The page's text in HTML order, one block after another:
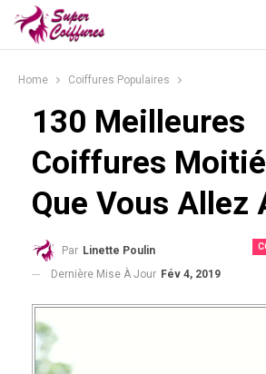
Home Coiffures Populaires
130 Meilleures
Coiffures
Que Vous Allez
Par Linette Poulin
Dernière Mise À Jour Fév 4, 2019